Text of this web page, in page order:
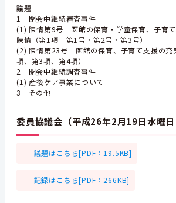
議題
1 閉会中継続審査事件
(1) 陳情第9号 函館の保育・学童保育、子育
陳情（第1項 第1号・第2号・第3号）
(2) 陳情第23号 函館の保育、子育て支援の充
項、第3項、第4項）
2 閉会中継続調査事件
(1) 産後ケア事業について
3 その他
委員協議会（平成26年2月19日水曜
議題はこちら[PDF：19.5KB]
記録はこちら[PDF：266KB]